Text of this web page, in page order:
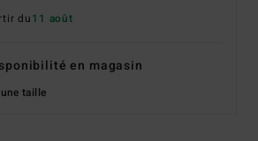
du11 août
en magasin
taille